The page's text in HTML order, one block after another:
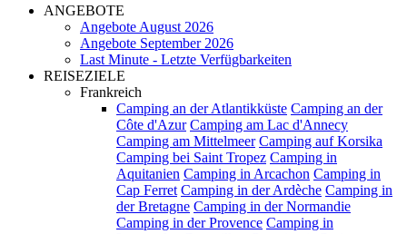
ANGEBOTE
Angebote August 2026
Angebote September 2026
Last Minute - Letzte Verfügbarkeiten
REISEZIELE
Frankreich
Camping an der Atlantikküste Camping an der
Côte d'Azur Camping am Lac d'Annecy
Camping am Mittelmeer Camping auf Korsika
Camping bei Saint Tropez Camping in
Aquitanien Camping in Arcachon Camping in
Cap Ferret Camping in der Ardèche Camping in
der Bretagne Camping in der Normandie
Camping in der Provence Camping in